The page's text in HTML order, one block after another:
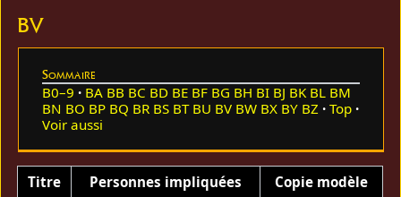
BV
Sommaire
B0–9 BA BB BC BD BE BF BG BH BI BJ BK BL BM
BN BO BP BQ BR BS BT BU BV BW BX BY BZ
Top
Voir aussi
Titre Personnes impliquées Copie modèle